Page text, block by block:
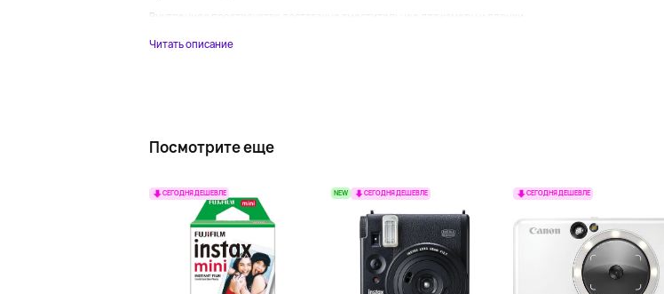
Внутреннее пространство достаточно вместительное для камеры и пленки,...
Читать описание
Посмотрите еще
СЕГОДНЯ ДЕШЕВЛЕ NEW СЕГОДНЯ ДЕШЕВЛЕ СЕГОДНЯ ДЕШЕВЛЕ